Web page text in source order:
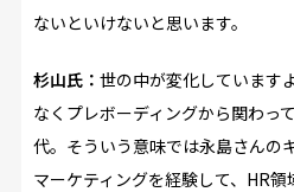
ないといけないと思います。
杉山氏： 世の中が変化しています
なくプレボーディングから関わっ
代。そういう意味では永島さんの
マーケティングを経験して、HR